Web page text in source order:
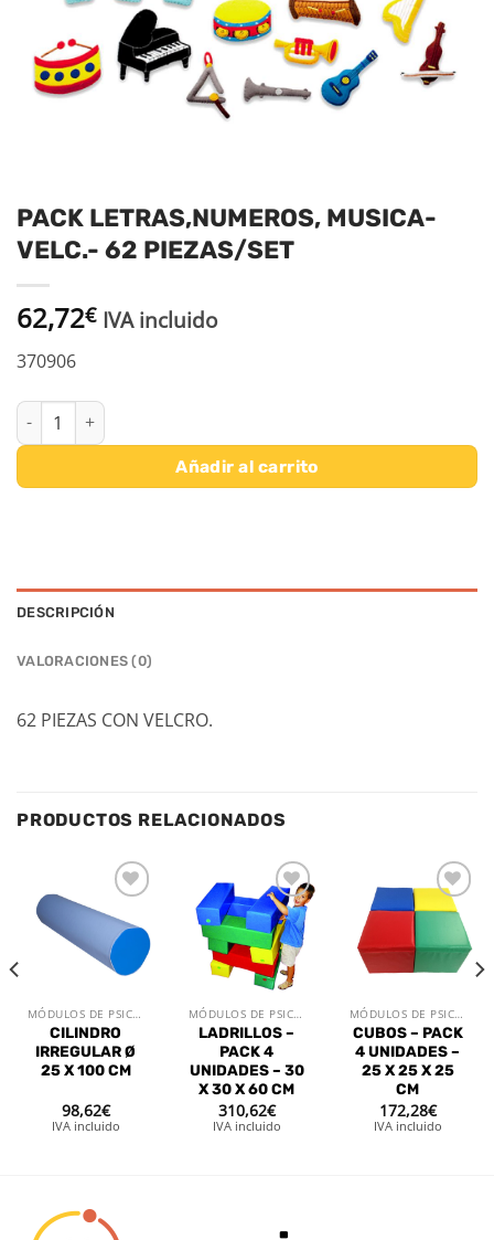
PACK LETRAS,NUMEROS, MUSICA-
VELC.- 62 PIEZAS/SET
62,72€ IVA incluido
370906
PACK LETRAS,NUMEROS, MUSICA-VELC.- 62 PIEZAS/SET cantidad
Añadir al carrito
DESCRIPCIÓN
VALORACIONES (0)
62 PIEZAS CON VELCRO.
PRODUCTOS RELACIONADOS
Añadir
a la
lista de
deseos
MÓDULOS DE PSICOMOTRÍCIDAD
CILINDRO
IRREGULAR Ø
25 X 100 CM
98,62€
IVA incluido
Añadir
a la
lista de
deseos
MÓDULOS DE PSICOMOTRÍCIDAD
LADRILLOS –
PACK 4
UNIDADES – 30
X 30 X 60 CM
310,62€
IVA incluido
Añadir
lista de
deseos
MÓDULOS DE PSICOMOTRÍCIDAD
CUBOS – PACK
4 UNIDADES –
25 X 25 X 25
CM
172,28€
IVA incluido